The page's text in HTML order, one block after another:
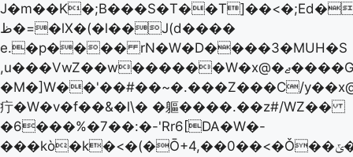
ظ�=�lХ�(�l��J(d����
e.�p���� rN�W�D����3�MUH�S
,u���VwZ��w������W�x@�ޖ����G׫e����HOcG��5�Ҳ�)l�-
�M�]W��'��#��~�.���Z���C/
疔�W�v�f��&�l\� �軀����.��z#/WZ��
�6���%�7��:�-'Rr6[DA�W�-
���kò�k�<�(�Ō+4,��0��<�Ǒ��ݶ�FpX@���ܳ�G$��+Wt